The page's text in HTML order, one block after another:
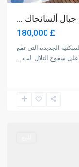
£ 180,000
الجديدة التي تقع
على سفوح التلال الب ...